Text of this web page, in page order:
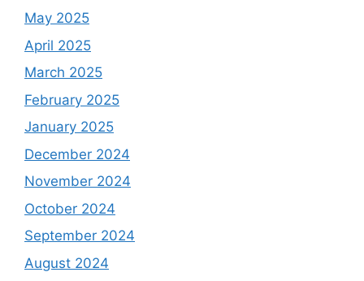
May 2025
April 2025
March 2025
February 2025
January 2025
December 2024
November 2024
October 2024
September 2024
August 2024